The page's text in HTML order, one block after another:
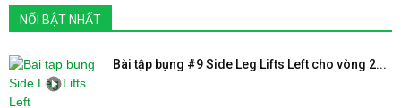
NỔI BẬT NHẤT
Bài tập bụng #9 Side Leg Lifts Left cho vòng 2...